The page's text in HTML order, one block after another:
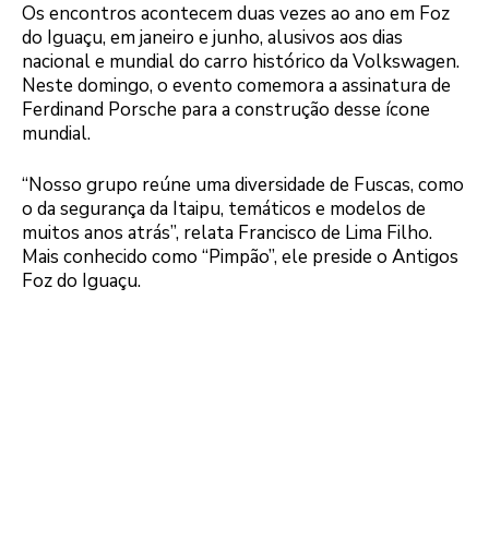
Os encontros acontecem duas vezes ao ano em Foz
do Iguaçu, em janeiro e junho, alusivos aos dias
nacional e mundial do carro histórico da Volkswagen.
Neste domingo, o evento comemora a assinatura de
Ferdinand Porsche para a construção desse ícone
mundial.
“Nosso grupo reúne uma diversidade de Fuscas, como
o da segurança da Itaipu, temáticos e modelos de
muitos anos atrás”, relata Francisco de Lima Filho.
Mais conhecido como “Pimpão”, ele preside o Antigos
Foz do Iguaçu.